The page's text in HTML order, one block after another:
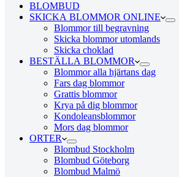
BLOMBUD
SKICKA BLOMMOR ONLINE
Blommor till begravning
Skicka blommor utomlands
Skicka choklad
BESTÄLLA BLOMMOR
Blommor alla hjärtans dag
Fars dag blommor
Grattis blommor
Krya på dig blommor
Kondoleansblommor
Mors dag blommor
ORTER
Blombud Stockholm
Blombud Göteborg
Blombud Malmö